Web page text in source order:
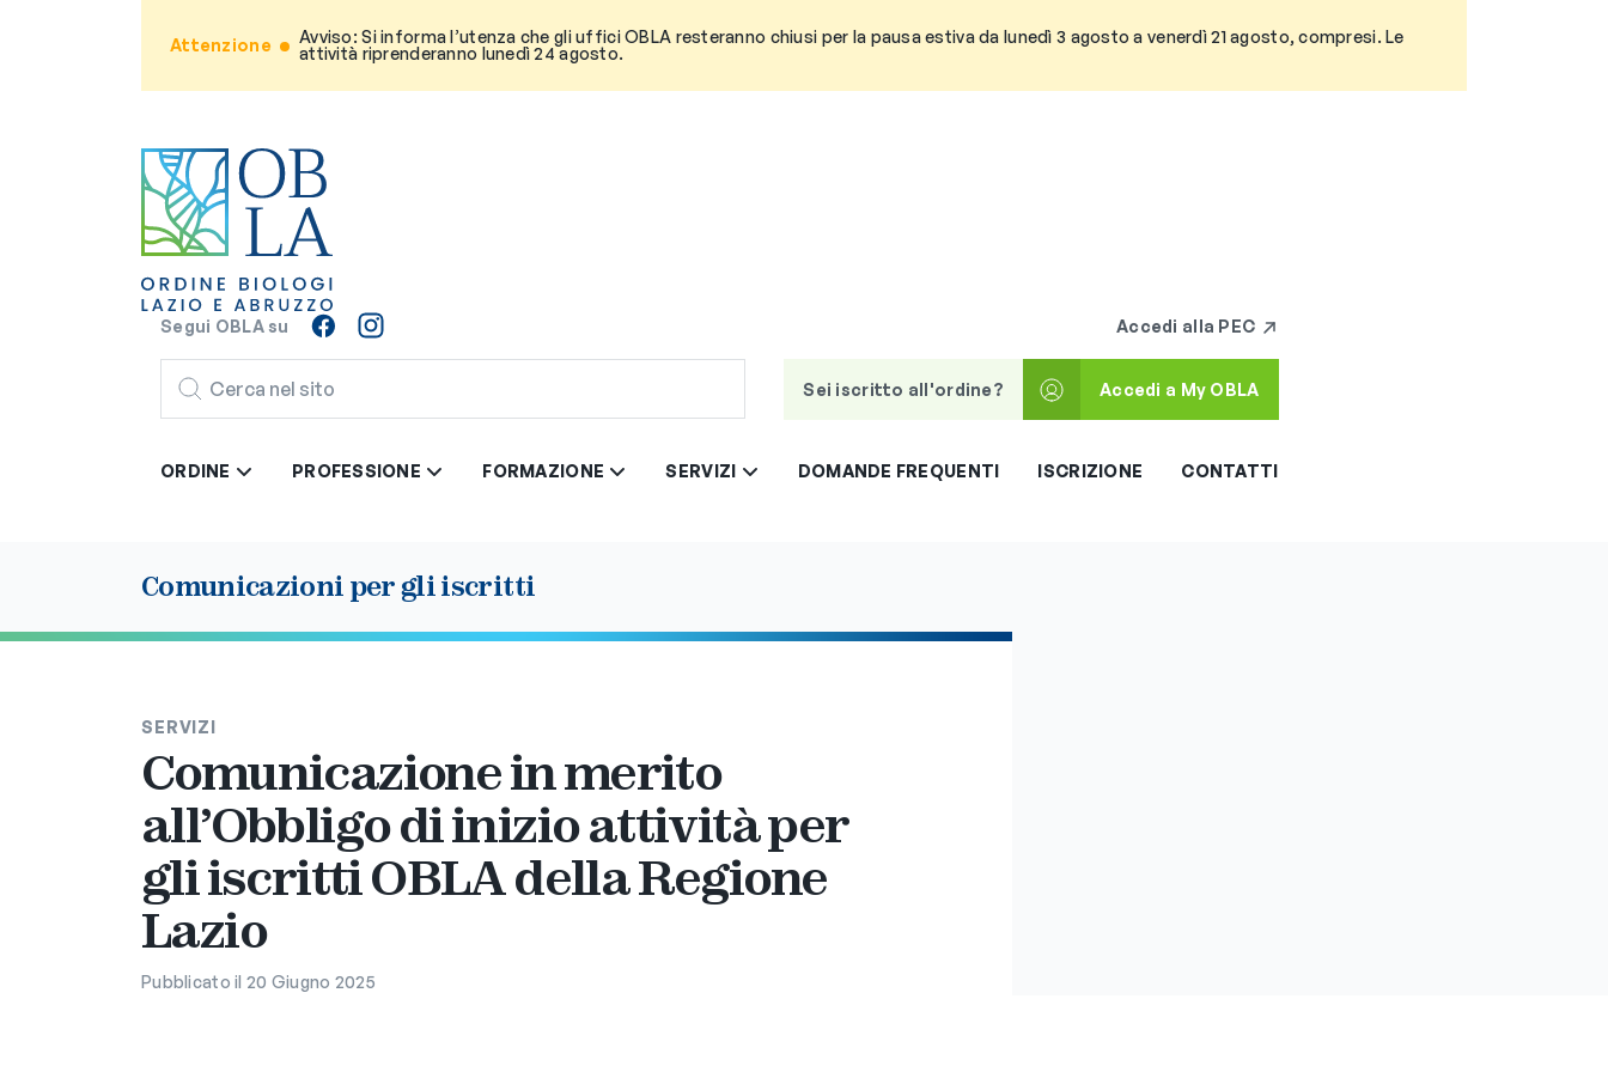
Attenzione
Avviso: Si informa l’utenza che gli uffici OBLA resteranno chiusi per la pausa estiva da lunedì 3 agosto a venerdì 21 agosto, compresi. Le
attività riprenderanno lunedì 24 agosto.
Segui OBLA su Accedi alla PEC
CERCA
Sei iscritto all'ordine?
Accedi a My OBLA
ORDINE PROFESSIONE FORMAZIONE SERVIZI DOMANDE FREQUENTI ISCRIZIONE CONTATTI
Comunicazioni per gli iscritti
SERVIZI
Comunicazione in merito
all’Obbligo di inizio attività per
gli iscritti OBLA della Regione
Lazio
Pubblicato il 20 Giugno 2025